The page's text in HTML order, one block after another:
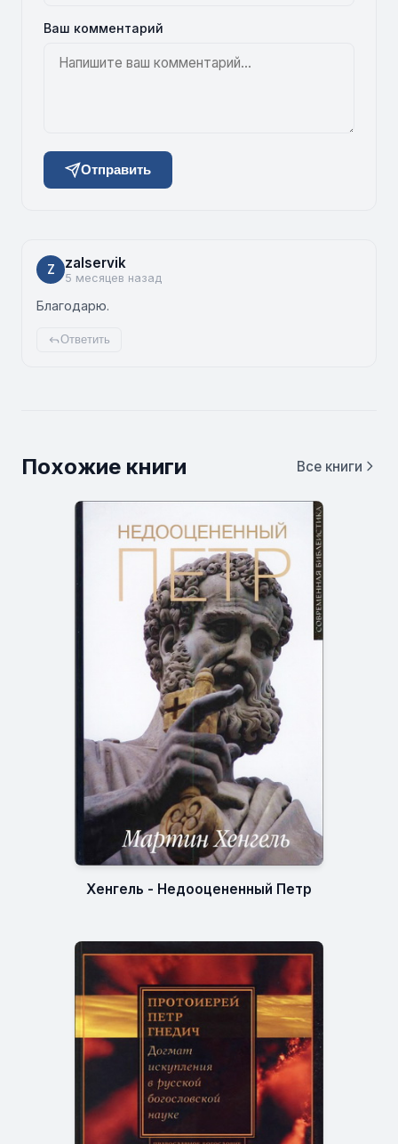
Ваш комментарий
Отправить
Z zalservik
5 месяцев назад
Благодарю.
Ответить
Похожие книги Все книги
Хенгель - Недооцененный Петр